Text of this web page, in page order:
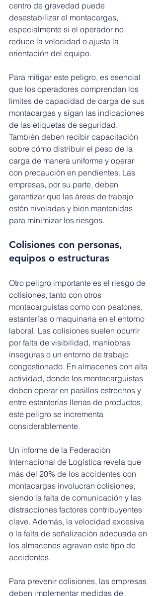
centro de gravedad puede
desestabilizar el montacargas,
especialmente si el operador no
reduce la velocidad o ajusta la
orientación del equipo.
Para mitigar este peligro, es esencial
que los operadores comprendan los
límites de capacidad de carga de sus
montacargas y sigan las indicaciones
de las etiquetas de seguridad.
También deben recibir capacitación
sobre cómo distribuir el peso de la
carga de manera uniforme y operar
con precaución en pendientes. Las
empresas, por su parte, deben
garantizar que las áreas de trabajo
estén niveladas y bien mantenidas
para minimizar los riesgos.
Colisiones con personas,
equipos o estructuras
Otro peligro importante es el riesgo de
colisiones, tanto con otros
montacarguistas como con peatones,
estanterías o maquinaria en el entorno
laboral. Las colisiones suelen ocurrir
por falta de visibilidad, maniobras
inseguras o un entorno de trabajo
congestionado. En almacenes con alta
actividad, donde los montacarguistas
deben operar en pasillos estrechos y
entre estanterías llenas de productos,
este peligro se incrementa
considerablemente.
Un informe de la Federación
Internacional de Logística revela que
más del 20% de los accidentes con
montacargas involucran colisiones,
siendo la falta de comunicación y las
distracciones factores contribuyentes
clave. Además, la velocidad excesiva
o la falta de señalización adecuada en
los almacenes agravan este tipo de
accidentes.
Para prevenir colisiones, las empresas
deben implementar medidas de